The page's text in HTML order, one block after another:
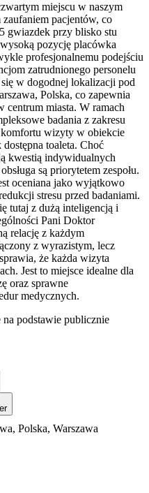
miejscu w naszym
pacjentów, co
gwiazdek przy blisko stu
pozycję placówka
profesjonalnemu podejściu
zatrudnionego personelu
w dogodnej lokalizacji pod
Polska, co zapewnia
centrum miasta. W ramach
badania z zakresu
wizyty w obiekcie
toaleta. Choć
kwestią indywidualnych
są priorytetem zespołu.
oceniana jako wyjątkowo
stresu przed badaniami.
tutaj z dużą inteligencją i
Pani Doktor
relację z każdym
z wyrazistym, lecz
że każda wizyta
Jest to miejsce idealne dla
oraz sprawne
medycznych.
podstawie publicznie
Polska, Warszawa